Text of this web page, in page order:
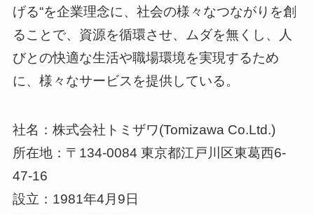
げる“を企業理念に、社会の様々なつながりを創
ることで、資源を循環させ、ムダを無くし、人
びとの快適な生活や職場環境を実現するため
に、様々なサービスを提供している。
社名：株式会社トミザワ(Tomizawa Co.Ltd.)
所在地：〒134-0084 東京都江戸川区東葛西6-
47-16
設立：1981年4月9日